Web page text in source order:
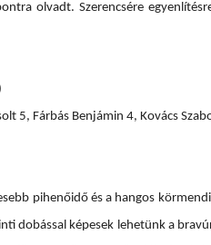
olvadt. Szerencsére
5, Fárbás Benjámin 4, Kovács
pihenőidő és a hangos
dobással képesek lehetünk a